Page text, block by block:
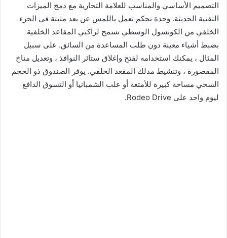
التصميم الأساسي والمناسب للعلامة التجارية مع دمج الميزات
التقنية الحديثة. وحدة تحكم تعمل باللمس عن بعد مثبتة في الجزء
الخلفي من الكونسول الوسطي تسمح لراكبي المقاعد الخلفية
بضبط أشياء معينة دون طلب المساعدة من السائق. على سبيل
المثال ، يمكنك استخدامه لفتح وإغلاق ستائر النوافذ ، وتعديل مناخ
المقصورة ، وتنشيط مدلك المقعد الخلفي. يوفر الصندوق ذو الحجم
السخي مساحة كبيرة للأمتعة أو علب الشمبانيا أو التسوق الدافع
ليوم واحد على Rodeo Drive.